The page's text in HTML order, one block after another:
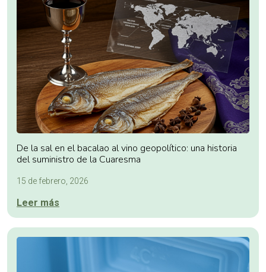
De la sal en el bacalao al vino geopolítico: una historia
del suministro de la Cuaresma
15 de febrero, 2026
Leer más